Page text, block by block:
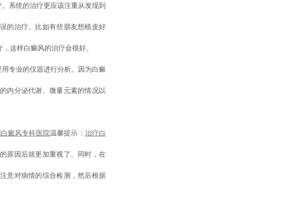
系统的治疗更应该注重从发现到
的治疗。比如有些朋友想植皮好
这样白癜风的治疗会很好。
专业的仪器进行分析。因为白癜
内分泌代谢、微量元素的情况以
癜风专科医院温馨提示： 治疗白
原因后就更加重视了。同时，在
意对病情的综合检测，然后根据